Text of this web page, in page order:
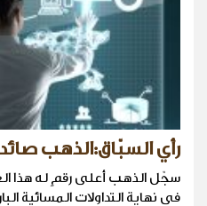
رأي السبّاق:الذهب صائد
في نهاية التداولات المسائية